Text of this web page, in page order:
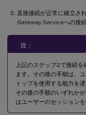
直接接続が正常に確立さ
Gateway Serviceへの接続
注：
上記のステップ2で接続
ます。その後の手順は、
トップを使用する能力を
その後の手順のいずれか
はユーザーのセッション